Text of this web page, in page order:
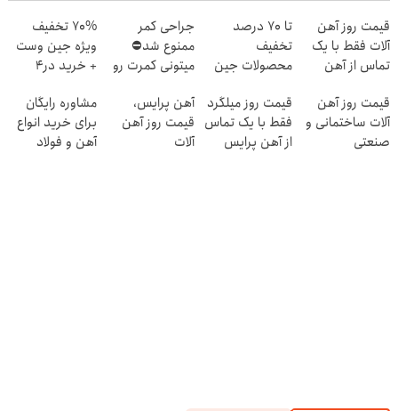
قیمت روز آهن
آلات فقط با یک
تماس از آهن
تا 70 درصد
تخفیف
محصولات جین
4 قسط
جراحی کمر
ممنوع شد⛔
میتونی کمرت رو
کنی! 👈🏻
پرسش‌نامه
70% تخفیف
ویژه جین وست
+ خرید در4
قیمت روز آهن
آلات ساختمانی و
صنعتی
قیمت روز میلگرد
فقط با یک تماس
از آهن پرایس
آهن پرایس،
قیمت روز آهن
آلات
مشاوره رایگان
برای خرید انواع
آهن و فولاد